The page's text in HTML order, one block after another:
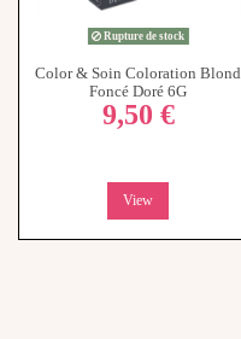
Rupture de stock
Color & Soin Coloration Blond
Foncé Doré 6G
9,50 €
View